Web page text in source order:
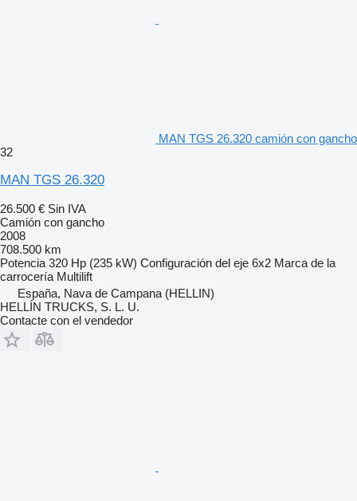
MAN TGS 26.320 camión con gancho
32
MAN TGS 26.320
26.500 € Sin IVA
Camión con gancho
2008
708.500 km
Potencia 320 Hp (235 kW) Configuración del eje 6x2 Marca de la
carrocería Multilift
España, Nava de Campana (HELLIN)
HELLÍN TRUCKS, S. L. U.
Contacte con el vendedor